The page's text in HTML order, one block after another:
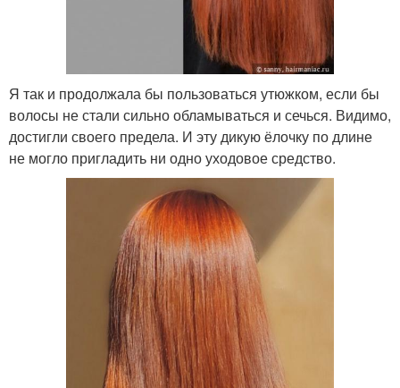
Я так и продолжала бы пользоваться утюжком, если бы
волосы не стали сильно обламываться и сечься. Видимо,
достигли своего предела. И эту дикую ёлочку по длине
не могло пригладить ни одно уходовое средство.